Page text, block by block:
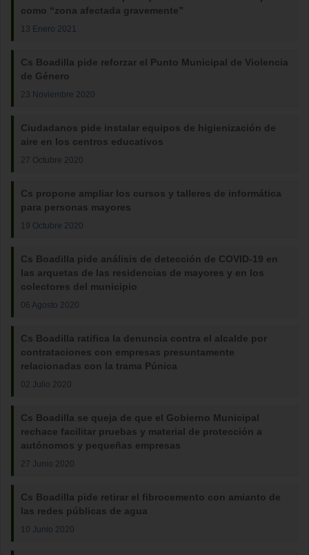
como “zona afectada gravemente”
13 Enero 2021
Cs Boadilla pide reforzar el Punto Municipal de Violencia
de Género
23 Noviembre 2020
Ciudadanos pide instalar equipos de higienización de
aire en los centros educativos
27 Octubre 2020
Cs propone ampliar los cursos y talleres de informática
para personas mayores
19 Octubre 2020
Cs Boadilla pide análisis de detección de COVID-19 en
las arquetas de las residencias de mayores y en los
colectores del municipio
06 Agosto 2020
Cs Boadilla ratifica la denuncia contra el alcalde por
contrataciones con empresas presuntamente
relacionadas con la trama Púnica
02 Julio 2020
Cs Boadilla se queja de que el Gobierno Municipal
rechace facilitar pruebas y material de protección a
autónomos y pequeñas empresas
27 Junio 2020
Cs Boadilla pide retirar el fibrocemento con amianto de
las redes públicas de agua
10 Junio 2020